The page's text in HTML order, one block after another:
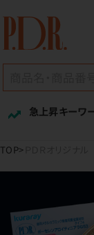
急上昇キーワー
TOP